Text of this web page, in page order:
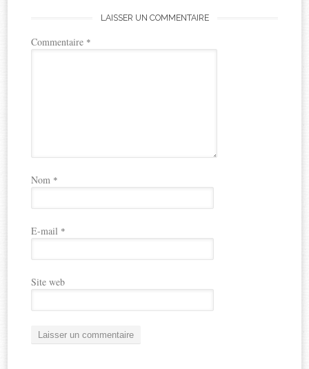
LAISSER UN COMMENTAIRE
Commentaire *
Nom *
E-mail *
Site web